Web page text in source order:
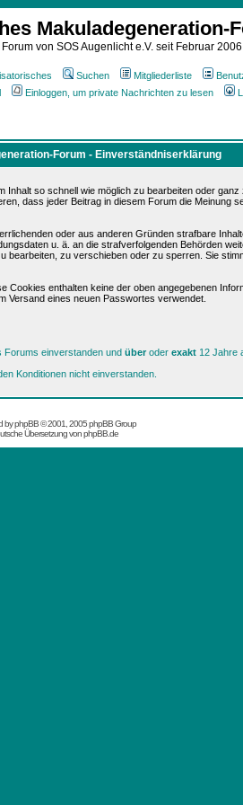
Makuladegeneration-
Forum von SOS Augenlicht e.V. seit Februar 2006
Suchen Mitgliederliste
Einloggen, um private Nachrichten zu lesen
Forum - Einverständniserklärung
so schnell wie möglich zu bearbeiten oder
dass jeder Beitrag in diesem Forum die Meinung
oder aus anderen Gründen strafbare
u. ä. an die strafverfolgenden Behörden
zu verschieben oder zu sperren. Sie
enthalten keine der oben angegebenen
Versand eines neuen Passwortes verwendet.
Forums einverstanden und überoder exakt 12 Jahre
Konditionen nicht einverstanden.
byphpBB© 2001, 2005 phpBB Group
Übersetzung vonphpBB.de